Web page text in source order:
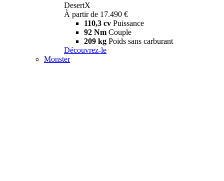
DesertX
À partir de 17.490 €
110,3 cv Puissance
92 Nm Couple
209 kg Poids sans carburant
Découvrez-le
Monster